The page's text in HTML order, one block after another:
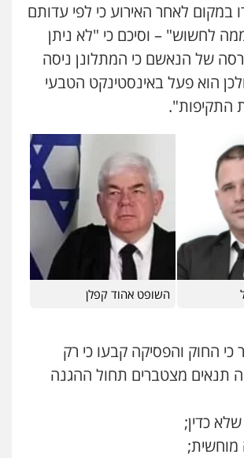
במקום לאחר האירוע כי לפי עדותם
לחשוש" – וסיכם כי "לא ניתן
של הנאשם כי המתלונן ניסה
הוא פעל באינסטינקט הטבעי
התקיפות".
השופט אהוד קפלן
כי החוק והפסיקה קבעו כי רק
תנאים מצטברים תחול ההגנה
כדין;